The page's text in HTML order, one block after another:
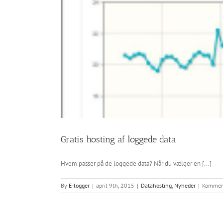
Gratis hosting af loggede data
Hvem passer på de loggede data? Når du vælger en [...]
By E-logger | april 9th, 2015 | Datahosting, Nyheder |